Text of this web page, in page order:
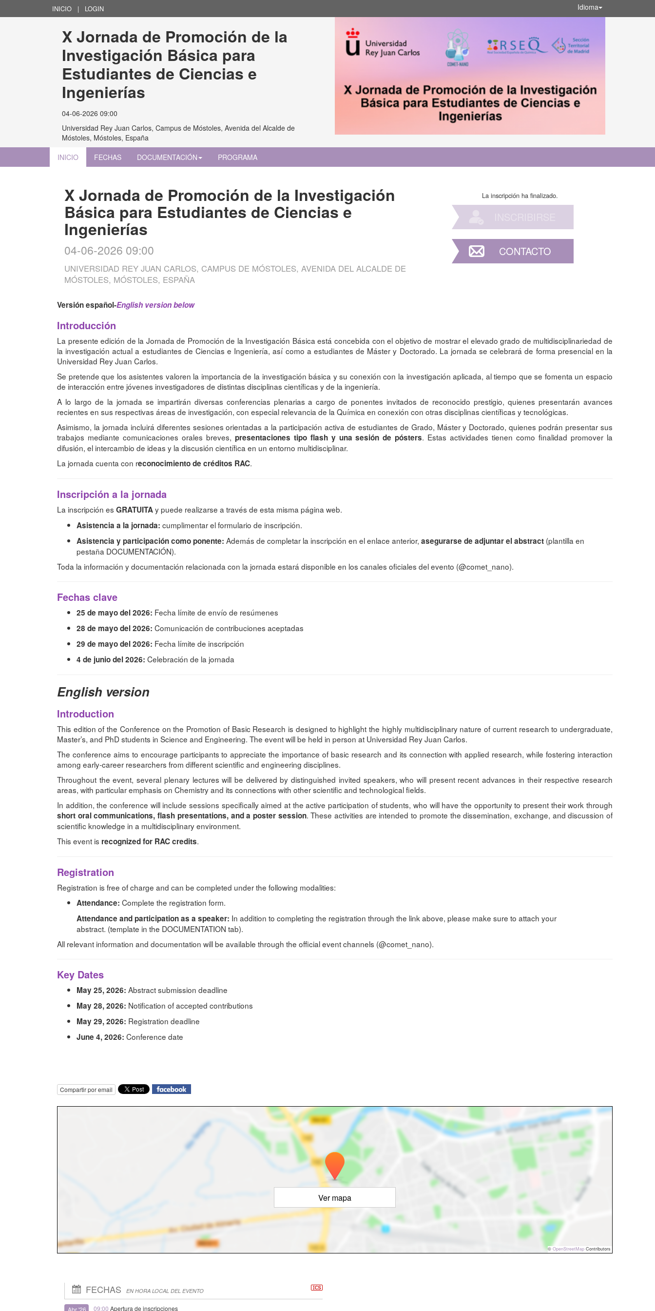
INICIO | LOGIN Idioma
X Jornada de Promoción de la
Investigación Básica para
Estudiantes de Ciencias e
Ingenierías
04-06-2026 09:00
Universidad Rey Juan Carlos, Campus de Móstoles, Avenida del Alcalde de
Móstoles, Móstoles, España
INICIO
FECHAS DOCUMENTACIÓN PROGRAMA
X Jornada de Promoción de la Investigación
Básica para Estudiantes de Ciencias e
Ingenierías
04-06-2026 09:00
UNIVERSIDAD REY JUAN CARLOS, CAMPUS DE MÓSTOLES, AVENIDA DEL ALCALDE DE
MÓSTOLES, MÓSTOLES, ESPAÑA
La inscripción ha finalizado.
CONTACTO
Versión español-English version below
Introducción
La presente edición de la Jornada de Promoción de la Investigación Básica está concebida con el objetivo de mostrar el elevado grado de multidisciplinariedad de
la investigación actual a estudiantes de Ciencias e Ingeniería, así como a estudiantes de Máster y Doctorado. La jornada se celebrará de forma presencial en la
Universidad Rey Juan Carlos.
Se pretende que los asistentes valoren la importancia de la investigación básica y su conexión con la investigación aplicada, al tiempo que se fomenta un espacio
de interacción entre jóvenes investigadores de distintas disciplinas científicas y de la ingeniería.
A lo largo de la jornada se impartirán diversas conferencias plenarias a cargo de ponentes invitados de reconocido prestigio, quienes presentarán avances
recientes en sus respectivas áreas de investigación, con especial relevancia de la Química en conexión con otras disciplinas científicas y tecnológicas.
Asimismo, la jornada incluirá diferentes sesiones orientadas a la participación activa de estudiantes de Grado, Máster y Doctorado, quienes podrán presentar sus
trabajos mediante comunicaciones orales breves, presentaciones tipo flash y una sesión de pósters. Estas actividades tienen como finalidad promover la
difusión, el intercambio de ideas y la discusión científica en un entorno multidisciplinar.
La jornada cuenta con reconocimiento de créditos RAC.
Inscripción a la jornada
La inscripción es GRATUITAy puede realizarse a través de esta misma página web.
Asistencia a la jornada: cumplimentar el formulario de inscripción.
Asistencia y participación como ponente: Además de completar la inscripción en el enlace anterior, asegurarse de adjuntar el abstract (plantilla en
pestaña DOCUMENTACIÓN).
Toda la información y documentación relacionada con la jornada estará disponible en los canales oficiales del evento (@comet_nano).
Fechas clave
25 de mayo del 2026: Fecha límite de envío de resúmenes
28 de mayo del 2026: Comunicación de contribuciones aceptadas
29 de mayo del 2026: Fecha límite de inscripción
4 de junio del 2026: Celebración de la jornada
English version
Introduction
This edition of the Conference on the Promotion of Basic Research is designed to highlight the highly multidisciplinary nature of current research to undergraduate,
Master’s, and PhD students in Science and Engineering. The event will be held in person at Universidad Rey Juan Carlos.
The conference aims to encourage participants to appreciate the importance of basic research and its connection with applied research, while fostering interaction
among early-career researchers from different scientific and engineering disciplines.
Throughout the event, several plenary lectures will be delivered by distinguished invited speakers, who will present recent advances in their respective research
areas, with particular emphasis on Chemistry and its connections with other scientific and technological fields.
In addition, the conference will include sessions specifically aimed at the active participation of students, who will have the opportunity to present their work through
short oral communications, flash presentations, and a poster session. These activities are intended to promote the dissemination, exchange, and discussion of
scientific knowledge in a multidisciplinary environment.
This event is recognized for RAC credits.
Registration
Registration is free of charge and can be completed under the following modalities:
Attendance: Complete the registration form.
Attendance and participation as a speaker: In addition to completing the registration through the link above, please make sure to attach your
abstract. (template in the DOCUMENTATION tab).
All relevant information and documentation will be available through the official event channels (@comet_nano).
Key Dates
May 25, 2026: Abstract submission deadline
May 28, 2026: Notification of accepted contributions
May 29, 2026: Registration deadline
June 4, 2026: Conference date
Compartir por email
Ver mapa
© OpenStreetMap Contributors
FECHAS EN HORA LOCAL DEL EVENTO
Abr '26 09:00 Apertura de inscripciones